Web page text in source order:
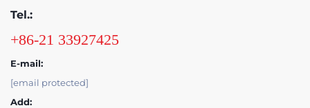
Tel.:
+86-21 33927425
E-mail:
[email protected]
Add: